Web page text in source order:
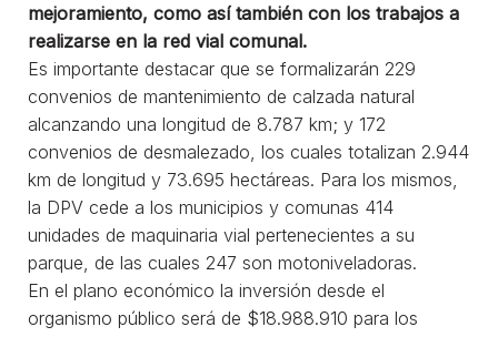
mejoramiento, como así también con los trabajos a
realizarse en la red vial comunal.
Es importante destacar que se formalizarán 229
convenios de mantenimiento de calzada natural
alcanzando una longitud de 8.787 km; y 172
convenios de desmalezado, los cuales totalizan 2.944
km de longitud y 73.695 hectáreas. Para los mismos,
la DPV cede a los municipios y comunas 414
unidades de maquinaria vial pertenecientes a su
parque, de las cuales 247 son motoniveladoras.
En el plano económico la inversión desde el
organismo público será de $18.988.910 para los